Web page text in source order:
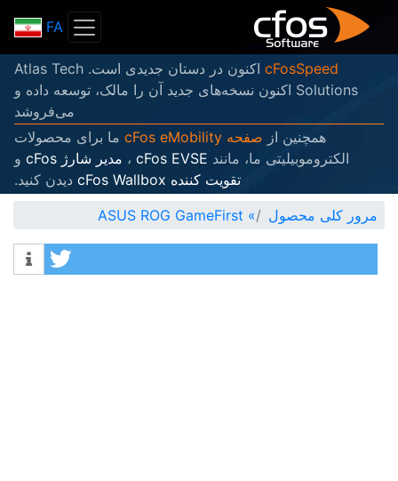
اکنون در دستان جدیدی است. Atlas Tech
Solutions اکنون نسخه‌های جدید آن را مالک، توسعه داده و
صفحه cFos eMobility
ما برای محصولات
ما، مانندcFos EVSE،مدیر شارژ cFos
و
دیدن کنید.
»
ASUS ROG GameFirst